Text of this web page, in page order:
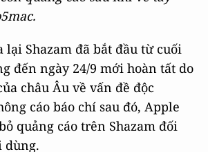
lại Shazam đã bắt đầu từ cuối
đến ngày 24/9 mới hoàn tất do
châu Âu về vấn đề độc
cáo báo chí sau đó, Apple
quảng cáo trên Shazam đối
dùng.